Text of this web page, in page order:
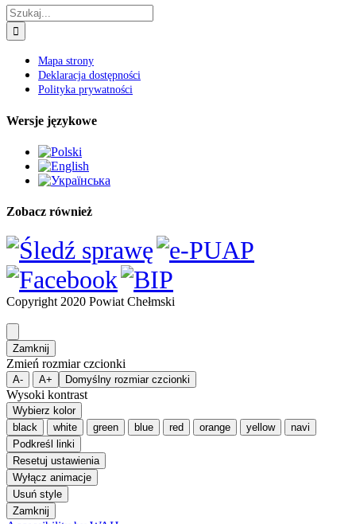
Zobacz również
Copyright 2020 Powiat Chełmski
Zamknij
A- Domyślny rozmiar czcionki
Wysoki kontrast
Wybierz kolor
black
white green blue red
Podkreśl linki
Resetuj ustawienia
Wyłącz animacje
Usuń style
Zamknij
Accessibility by WAH
Budowa drogi powiatowej Nr 1719L na odcinku od km
3+535 do km 7+146 wraz ze ścieżką rowerową w ciągu drogi
powiatowej Nr 1719L, gm. Wierzbica
Cyberbezpieczeństwo – informacje
Deklaracja dostępności
Dla mieszkańca